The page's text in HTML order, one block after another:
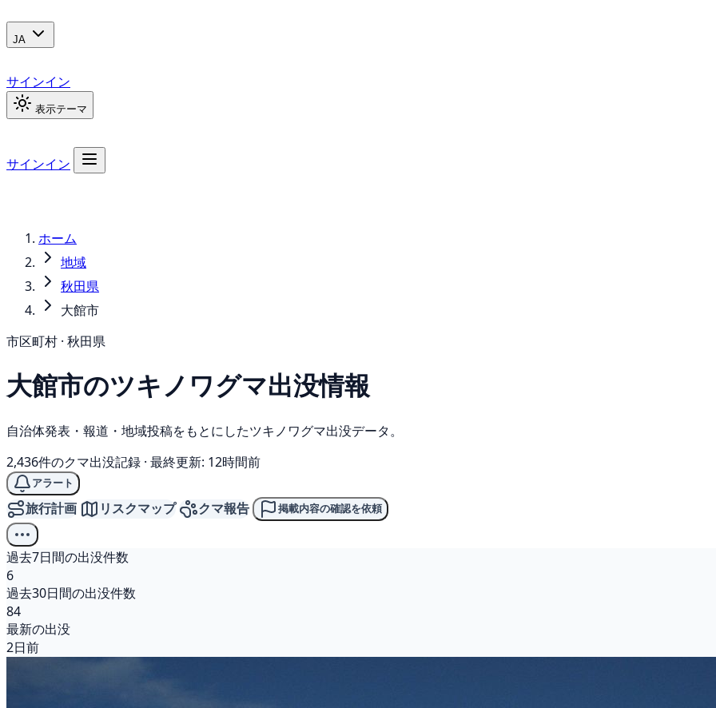
JA
サインイン
表示テーマ
サインイン
ホーム
地域
秋田県
大館市
市区町村 · 秋田県
大館市のツキノワグマ出没情報
自治体発表・報道・地域投稿をもとにしたツキノワグマ出没データ。
2,436件のクマ出没記録 · 最終更新: 12時間前
アラート
旅行計画 リスクマップ クマ報告 掲載内容の確認を依頼
過去7日間の出没件数
6
過去30日間の出没件数
84
最新の出没
2日前